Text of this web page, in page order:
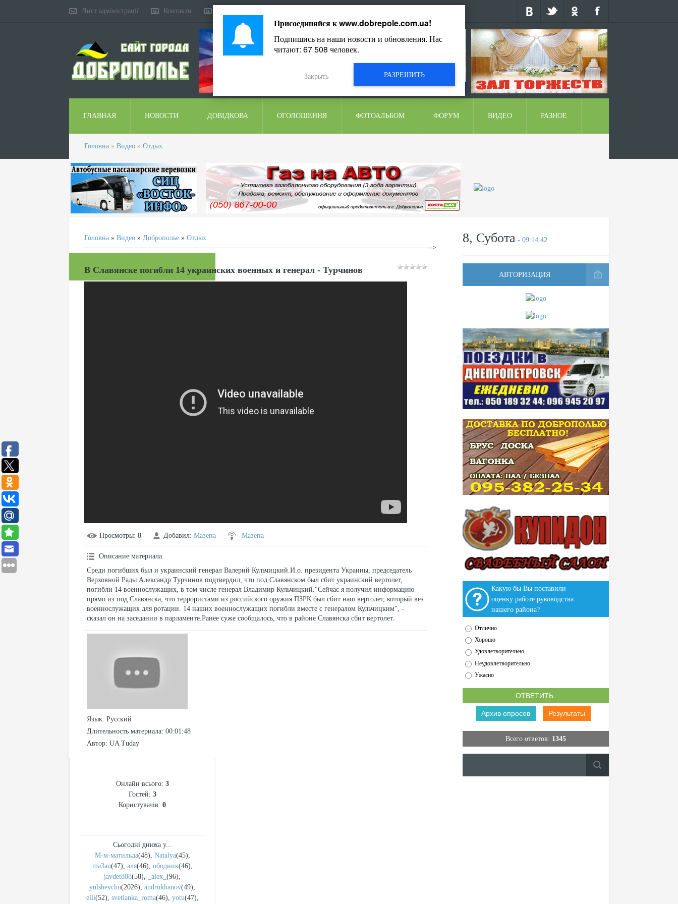
Лист адміністрації Контакти
ГЛАВНАЯ НОВОСТИ ДОВІДКОВА ОГОЛОШЕННЯ ФОТОАЛЬБОМ ФОРУМ ВИДЕО РАЗНОЕ
Головна » Видео » Отдых
Головна » Видео » Доброполье » Отдых
В Славянске погибли 14 украинских военных и генерал - Турчинов
Просмотры: 8 Добавил: Мазепа Мазепа
Описание материала:
Среди погибших был и украинский генерал Валерий Кульчицкий.И.о. президента Украины, председатель
Верховной Рады Александр Турчинов подтвердил, что под Славянском был сбит украинский вертолет,
погибли 14 военнослужащих, в том числе генерал Владимир Кульчицкий."Сейчас я получил информацию
прямо из под Славянска, что террористами из российского оружия ПЗРК был сбит наш вертолет, который вез
военнослужащих для ротации. 14 наших военнослужащих погибли вместе с генералом Кульчицким", -
сказал он на заседании в парламенте.Ранее суже сообщалось, что в районе Славянска сбит вертолет.
Язык: Русский
Длительность материала: 00:01:48
Автор: UA Tuday
8, Субота - 09:14:42
АВТОРИЗАЦИЯ
Какую бы Вы поставили
оценку работе руководства
нашего района?
Отлично
Хорошо
Удовлетворительно
Неудовлетворительно
Ужасно
Архив опросов Результаты
Всего ответов: 1345
-->
Онлайн всього: 3
Гостей: 3
Користувачів: 0
Сьогодні днюха у...
М-м-матильда(48), Natalya(45),
ma3au(47), аля(46), ободник(46),
javdet888(58), _alex_ (96),
yulshevchu(2026), andrukhanov(49),
elli(52), svetlanka_roma(46), yotu(47),
Присоединяйся кwww.dobrepole.com.ua!
Подпишись на наши новости и обновления. Нас
читают: 67 508 человек.
РАЗРЕШИТЬ
Закрыть